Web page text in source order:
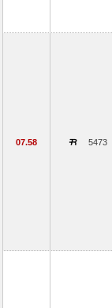
07.58 5473